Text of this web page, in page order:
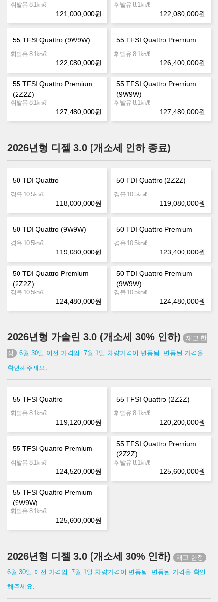
휘발유 8.1㎞/ℓ
121,000,000원
휘발유 8.1㎞/ℓ
122,080,000원
55 TFSI Quattro (9W9W)
휘발유 8.1 ㎞/ℓ
122,080,000원
55 TFSI Quattro Premium
휘발유 8.1 ㎞/ℓ
126,400,000원
55 TFSI Quattro Premium
(2Z2Z)
휘발유 8.1㎞/ℓ
127,480,000원
55 TFSI Quattro Premium
(9W9W)
휘발유 8.1㎞/ℓ
127,480,000원
2026년형 디젤 3.0 (개소세 인하 종료)
50 TDI Quattro
경유 10.5㎞/ℓ
118,000,000원
50 TDI Quattro (2Z2Z)
경유 10.5㎞/ℓ
119,080,000원
50 TDI Quattro (9W9W)
경유 10.5㎞/ℓ
119,080,000원
50 TDI Quattro Premium
경유 10.5㎞/ℓ
123,400,000원
50 TDI Quattro Premium
(2Z2Z)
경유 10.5㎞/ℓ
124,480,000원
50 TDI Quattro Premium
(9W9W)
경유 10.5㎞/ℓ
124,480,000원
2026년형 가솔린 3.0 (개소세 30% 인하)
6월 30일 이전 가격임. 7월 1일 차량가격이 변동됨. 변동된 가격을
확인해주세요.
55 TFSI Quattro
휘발유 8.1㎞/ℓ
119,120,000원
55 TFSI Quattro (2Z2Z)
휘발유 8.1㎞/ℓ
120,200,000원
55 TFSI Quattro Premium
휘발유 8.1 ㎞/ℓ
124,520,000원
55 TFSI Quattro Premium
(2Z2Z)
휘발유 8.1 ㎞/ℓ
125,600,000원
55 TFSI Quattro Premium
(9W9W)
휘발유 8.1㎞/ℓ
125,600,000원
2026년형 디젤 3.0 (개소세 30% 인하)
6월 30일 이전 가격임. 7월 1일 차량가격이 변동됨. 변동된 가격을 확인
해주세요.